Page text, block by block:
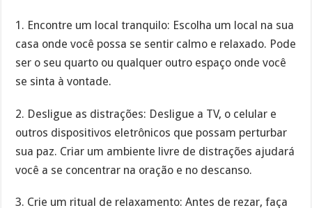
1. Encontre um local tranquilo: Escolha um local na sua
casa onde você possa se sentir calmo e relaxado. Pode
ser o seu quarto ou qualquer outro espaço onde você
se sinta à vontade.
2. Desligue as distrações: Desligue a TV, o celular e
outros dispositivos eletrônicos que possam perturbar
sua paz. Criar um ambiente livre de distrações ajudará
você a se concentrar na oração e no descanso.
3. Crie um ritual de relaxamento: Antes de rezar, faça